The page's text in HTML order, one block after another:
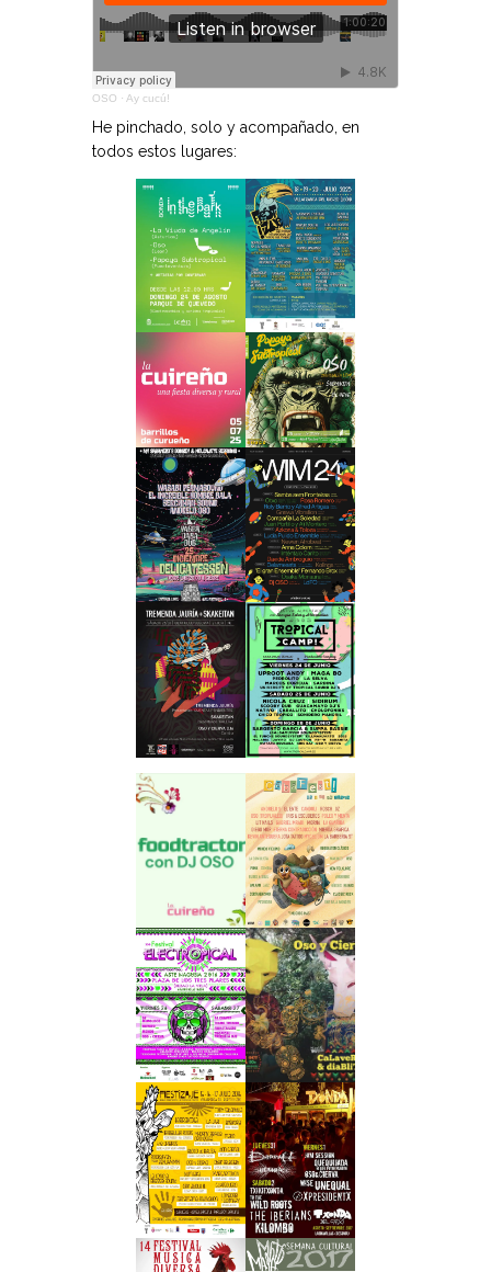
OSO · Ay cucú!
He pinchado, solo y acompañado, en
todos estos lugares: